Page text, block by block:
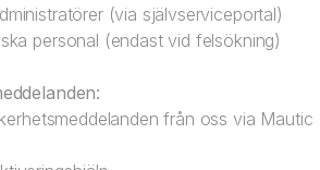
(via självserviceportal)
personal (endast vid felsökning)
från oss via Mautic